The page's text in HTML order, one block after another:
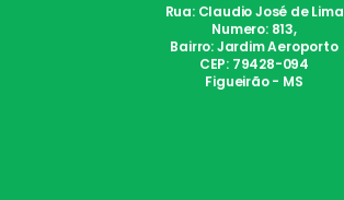
Rua: Claudio José de Lima
Numero: 813,
Bairro: Jardim Aeroporto
CEP: 79428-094
Figueirão - MS